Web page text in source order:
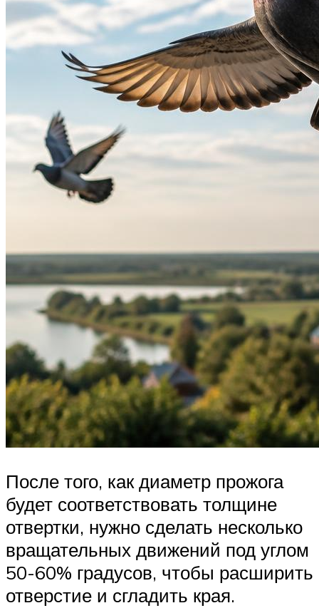
После того, как диаметр прожога
будет соответствовать толщине
отвертки, нужно сделать несколько
вращательных движений под углом
50-60% градусов, чтобы расширить
отверстие и сгладить края.